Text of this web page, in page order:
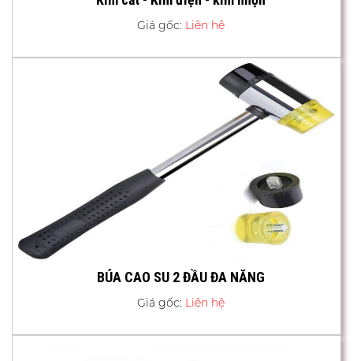
Giá gốc: Liên hệ
BÚA CAO SU 2 ĐẦU ĐA NĂNG
Giá gốc: Liên hệ